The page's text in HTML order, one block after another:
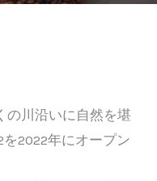
の川沿いに自然を堪
を2022年にオープン